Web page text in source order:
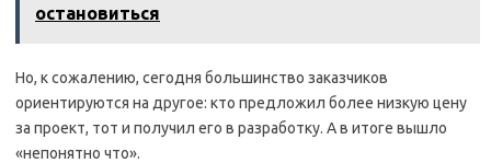
остановиться
Но, к сожалению, сегодня большинство заказчиков
ориентируются на другое: кто предложил более низкую цену
за проект, тот и получил его в разработку. А в итоге вышло
«непонятно что».